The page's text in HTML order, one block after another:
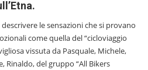
le sensazioni che si provano
come quella del “cicloviaggio
vissuta da Pasquale, Michele,
Rinaldo, del gruppo “All Bikers